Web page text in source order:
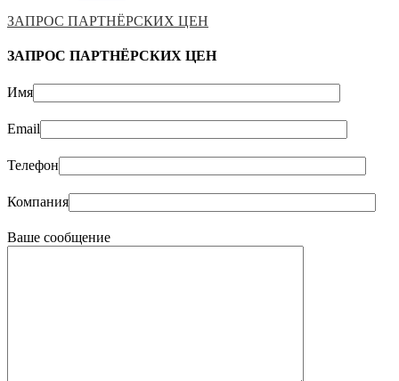
ЗАПРОС ПАРТНЁРСКИХ ЦЕН
ЗАПРОС ПАРТНЁРСКИХ ЦЕН
Имя
Email
Телефон
Компания
Ваше сообщение